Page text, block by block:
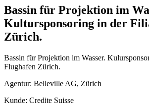
Bassin für Projektion im
Kultursponsoring in der
Zürich.
Bassin für Projektion im Wasser.
Flughafen Zürich.
Agentur: Belleville AG, Zürich
Kunde: Credite Suisse